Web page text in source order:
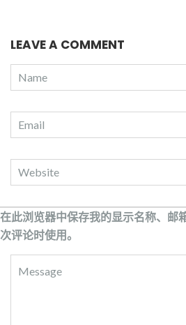
LEAVE A COMMENT
在此浏览器中保存我的显示名称、邮
次评论时使用。